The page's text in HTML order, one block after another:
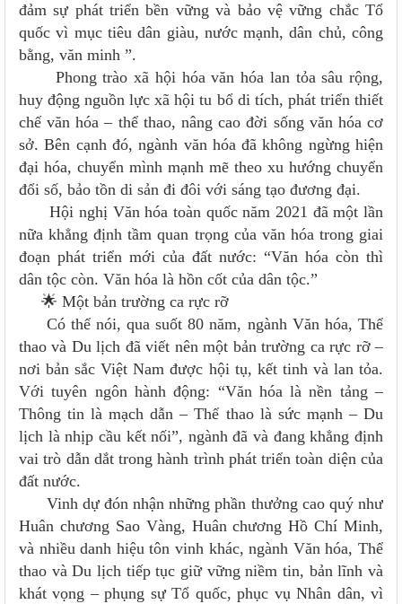
đảm sự phát triển bền vững và bảo vệ vững chắc Tổ
quốc vì mục tiêu dân giàu, nước mạnh, dân chủ, công
bằng, văn minh ”.
Phong trào xã hội hóa văn hóa lan tỏa sâu rộng,
huy động nguồn lực xã hội tu bổ di tích, phát triển thiết
chế văn hóa – thể thao, nâng cao đời sống văn hóa cơ
sở. Bên cạnh đó, ngành văn hóa đã không ngừng hiện
đại hóa, chuyển mình mạnh mẽ theo xu hướng chuyển
đổi số, bảo tồn di sản đi đôi với sáng tạo đương đại.
Hội nghị Văn hóa toàn quốc năm 2021 đã một lần
nữa khẳng định tầm quan trọng của văn hóa trong giai
đoạn phát triển mới của đất nước: “Văn hóa còn thì
dân tộc còn. Văn hóa là hồn cốt của dân tộc.”
🌟 Một bản trường ca rực rỡ
Có thể nói, qua suốt 80 năm, ngành Văn hóa, Thể
thao và Du lịch đã viết nên một bản trường ca rực rỡ –
nơi bản sắc Việt Nam được hội tụ, kết tinh và lan tỏa.
Với tuyên ngôn hành động: “Văn hóa là nền tảng –
Thông tin là mạch dẫn – Thể thao là sức mạnh – Du
lịch là nhịp cầu kết nối”, ngành đã và đang khẳng định
vai trò dẫn dắt trong hành trình phát triển toàn diện của
đất nước.
Vinh dự đón nhận những phần thưởng cao quý như
Huân chương Sao Vàng, Huân chương Hồ Chí Minh,
và nhiều danh hiệu tôn vinh khác, ngành Văn hóa, Thể
thao và Du lịch tiếp tục giữ vững niềm tin, bản lĩnh và
khát vọng – phụng sự Tổ quốc, phục vụ Nhân dân, vì